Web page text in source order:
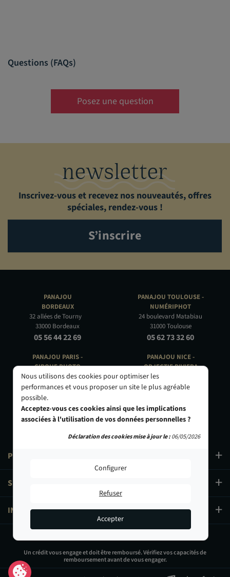
429,00 €
Ajouter au panier
Questions (FAQs)
Posez une question
newsletter
Inscrivez-vous et recevez nos nouveautés, offres
spéciales, rendez-vous !
S’inscrire
PANAJOU
BORDEAUX
32 allées de Tourny
33000 Bordeaux
05 56 44 22 69
PANAJOU PARIS -
CIRQUE PHOTO
9, bd des Filles-du-Calvaire
75003 Paris
01 40 29 91 91
PRODUITS
SERVICES
INFORMATIONS
PANAJOU TOULOUSE -
NUMÉRIPHOT
24 boulevard Matabiau
31000 Toulouse
05 62 73 32 60
PANAJOU NICE -
OBJECTIF RIVIERA
24 Rue de l'Hôtel des Postes
06000 Nice
Un crédit vous engage et doit être remboursé. Vérifiez vos capacités de
remboursement avant de vous engager.
Nous utilisons des cookies pour optimiser les
performances et vous proposer un site le plus agréable
possible.
Acceptez-vous ces cookies ainsi que les implications
associées à l'utilisation de vos données personnelles ?
Configurer
Refuser
Accepter
Déclaration des cookies mise à jour le :06/05/2026